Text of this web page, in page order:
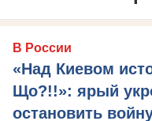
В России
«Над Киевом
Що?!!»: ярый
остановить